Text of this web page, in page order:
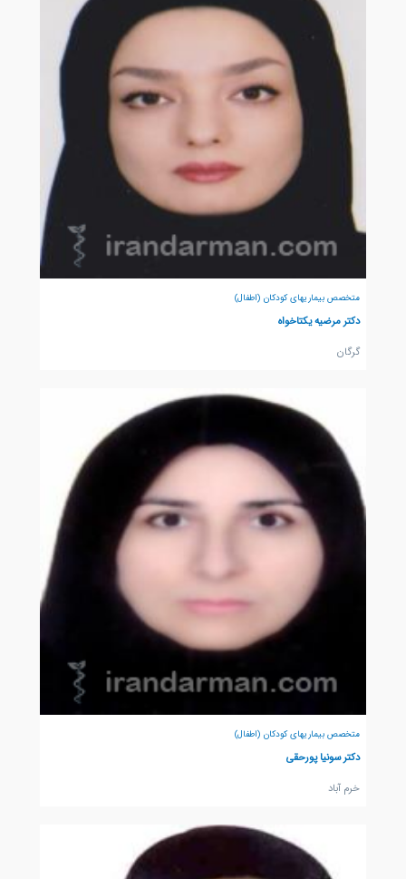
متخصص بیماریهای کودکان (اطفال)
دکتر مرضیه یکتاخواه
گرگان
متخصص بیماریهای کودکان (اطفال)
دکتر سونیا پورحقی
خرم آباد